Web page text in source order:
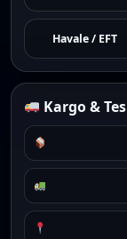
Havale / EFT
Kargo &